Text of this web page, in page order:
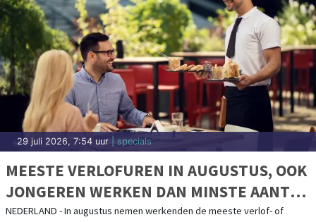
28 juli 2026, 11:12 uur| sport
CALVIN STENGS KEERT TERUG BIJ AZ
ALKMAAR - Calvin Stengs keert terug naar de club waar zijn profcarrière
begon. Vijf jaar na zijn vertrek bij AZ heeft de 27-jarige middenvelder
annex [...]